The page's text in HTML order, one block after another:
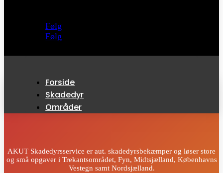
Følg
Følg
Forside
Skadedyr
Områder
AKUT Skadedyrsservice er aut. skadedyrsbekæmper og løser store
og små opgaver i Trekantsområdet, Fyn, Midtsjælland, Københavns
Vestegn samt Nordsjælland.